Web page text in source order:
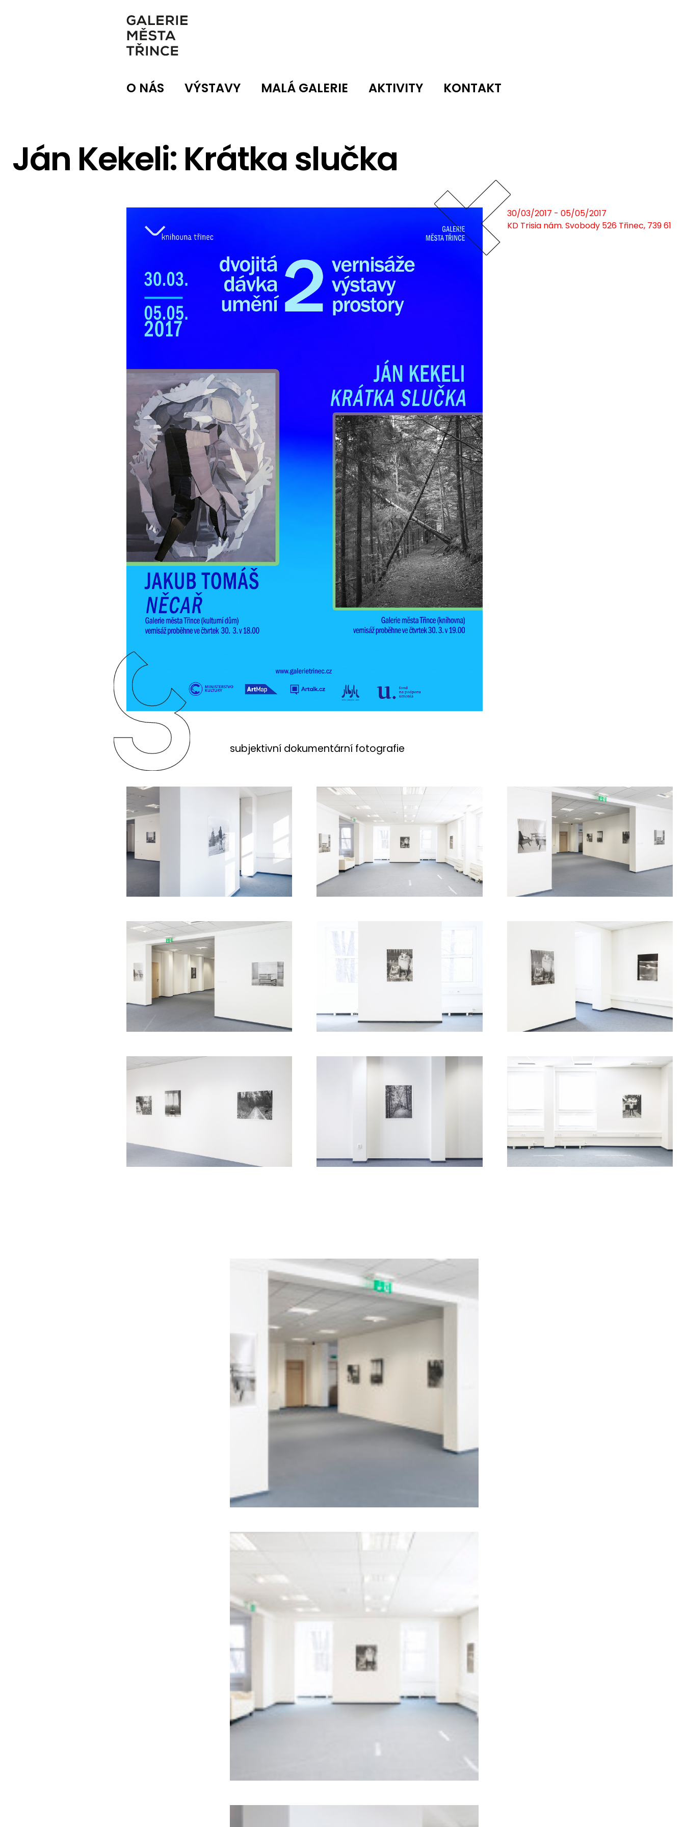
O NÁS VÝSTAVY MALÁ GALERIE AKTIVITY KONTAKT
Ján Kekeli: Krátka slučka
30/03/2017 - 05/05/2017
KD Trisia nám. Svobody 526 Třinec, 739 61
subjektivní dokumentární fotografie